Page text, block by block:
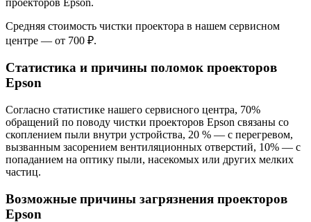
Средняя стоимость чистки проектора в нашем сервисном
центре — от 700 ₽.
Статистика и причины поломок проекторов
Epson
Согласно статистике нашего сервисного центра, 70%
обращений по поводу чистки проекторов Epson связаны со
скоплением пыли внутри устройства, 20 % — с перегревом,
вызванным засорением вентиляционных отверстий, 10% — с
попаданием на оптику пыли, насекомых или других мелких
частиц.
Возможные причины загрязнения проекторов
Epson